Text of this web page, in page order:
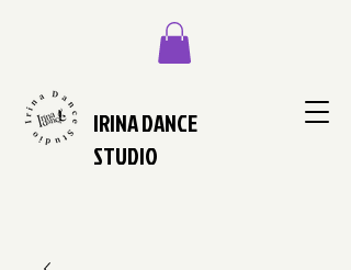
IRINA DANCE
STUDIO